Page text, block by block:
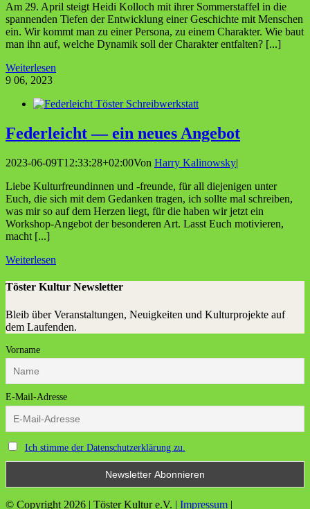
Am 29. April steigt Heidi Kolloch mit ihrer Sommerstaffel in die
spannenden Tiefen der Entwicklung einer Geschichte mit Menschen
ein. Wir kommt man zu einer Persona, zu einem Charakter. Wie baut
man ihn auf, welche Dynamik soll der Charakter entfalten? [...]
Weiterlesen
9 06, 2023
Feder­leicht — ein neu­es Angebot
2023-06-09T12:33:28+02:00Von Harry Kalinowsky|
Liebe Kulturfreundinnen und -freunde, für all diejenigen unter
Euch, die sich mit dem Gedanken tragen, ich sollte mal schreiben,
was mir so auf dem Herzen liegt, für die haben wir jetzt ein
Workshop-Angebot der besonderen Art. Lasst Euch motivieren,
macht [...]
Weiterlesen
Töster Kultur Newsletter
Bleib über Veranstaltungen, Neuigkeiten und Kulturprojekte auf
dem Laufenden.
Vorname
E-Mail-Adresse
Ich stimme der Datenschutzerklärung zu.
© Copyright 2026 | Töster Kultur e.V. | Impressum |